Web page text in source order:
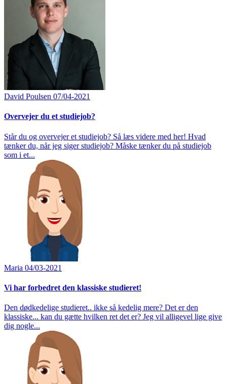
David Poulsen 07/04-2021
Overvejer du et studiejob?
Står du og overvejer et studiejob? Så læs videre med her! Hvad
tænker du, når jeg siger studiejob? Måske tænker du på studiejob
som i et...
Maria 04/03-2021
Vi har forbedret den klassiske studieret!
Den dødkedelige studieret.. ikke så kedelig mere? Det er den
klassiske... kan du gætte hvilken ret det er? Jeg vil alligevel lige give
dig nogle...